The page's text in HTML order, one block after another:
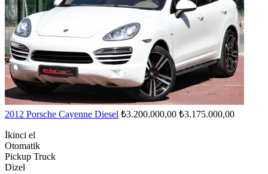
2012 Porsche Cayenne Diesel ₺3.200.000,00 ₺3.175.000,00
İkinci el
Otomatik
Pickup Truck
Dizel